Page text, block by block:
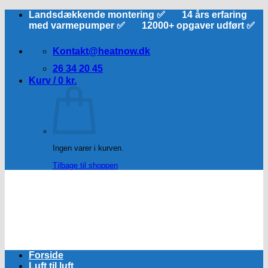
FortsætLandsdækkende montering ✅ 14 års erfaring
med varmepumper ✅ 12000+ opgaver udført ✅
Kontakt@heatnow.dk
26 34 20 45
Kurv / 0 kr.
Ingen varer i kurven.
Tilbage til shoppen
Forside
Luft til luft